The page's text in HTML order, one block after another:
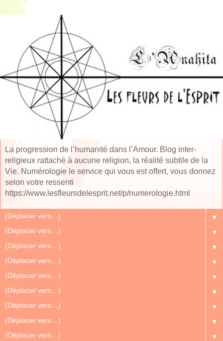
La progression de l’humanité dans l’Amour. Blog inter-
religieux rattaché à aucune religion, la réalité subtile de la
Vie. Numérologie le service qui vous est offert, vous donnez
selon votre ressenti
https://www.lesfleursdelesprit.net/p/numerologie.html
▼
▼
▼
▼
▼
▼
▼
▼
▼